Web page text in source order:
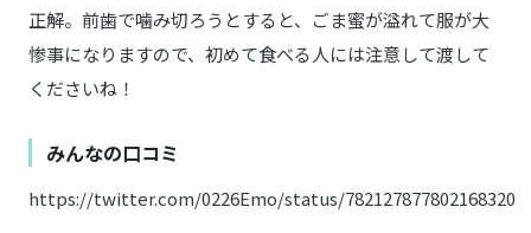
正解。前歯で噛み切ろうとすると、ごま蜜が溢れて服が大
惨事になりますので、初めて食べる人には注意して渡して
くださいね！
みんなの口コミ
https://twitter.com/0226Emo/status/782127877802168320